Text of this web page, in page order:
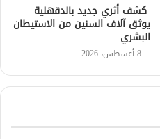
كشف أثري جديد بالدقهلية
يوثق آلاف السنين من الاستيطان
البشري
8 أغسطس، 2026